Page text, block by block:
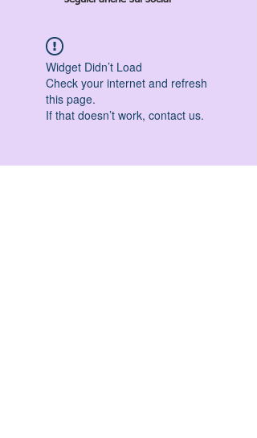
Widget Didn’t Load
Check your internet and refresh
this page.
If that doesn’t work, contact us.